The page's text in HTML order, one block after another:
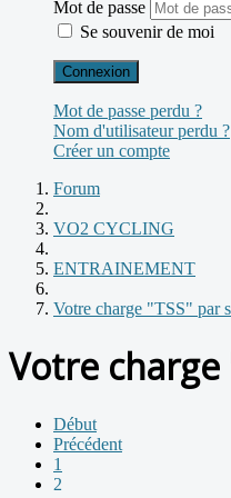
Mot de passe
Se souvenir de moi
Connexion
Mot de passe perdu ?
Nom d'utilisateur perdu ?
Créer un compte
Forum
VO2 CYCLING
ENTRAINEMENT
Votre charge "TSS" par
Votre charge
Début
Précédent
1
2